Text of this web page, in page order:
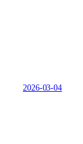
2026-03-04